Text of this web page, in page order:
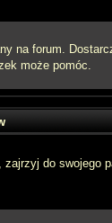
na forum.
może pomóc.
do swojego